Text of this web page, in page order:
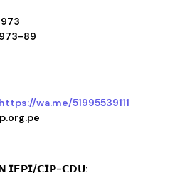
89
https://wa.me/51995539111
𝗜𝗘𝗣𝗜/𝗖𝗜𝗣-𝗖𝗗𝗨: